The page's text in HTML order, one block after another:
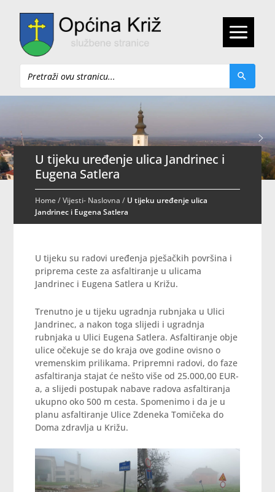
Pretraži
U tijeku uređenje ulica Jandrinec i
Eugena Satlera
Home/Vijesti- Naslovna / U tijeku uređenje ulica
Jandrinec i Eugena Satlera
U tijeku su radovi uređenja pješačkih površina i
priprema ceste za asfaltiranje u ulicama
Jandrinec i Eugena Satlera u Križu.
Trenutno je u tijeku ugradnja rubnjaka u Ulici
Jandrinec, a nakon toga slijedi i ugradnja
rubnjaka u Ulici Eugena Satlera. Asfaltiranje obje
ulice očekuje se do kraja ove godine ovisno o
vremenskim prilikama. Pripremni radovi, do faze
asfaltiranja stajat će nešto više od 25.000,00 EUR-
a, a slijedi postupak nabave radova asfaltiranja
ukupno oko 500 m cesta. Spomenimo i da je u
planu asfaltiranje Ulice Zdeneka Tomičeka do
Doma zdravlja u Križu.